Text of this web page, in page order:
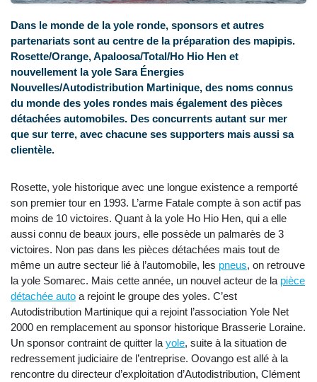
Dans le monde de la yole ronde, sponsors et autres
partenariats sont au centre de la préparation des mapipis.
Rosette/Orange, Apaloosa/Total/Ho Hio Hen et
nouvellement la yole Sara Énergies
Nouvelles/Autodistribution Martinique, des noms connus
du monde des yoles rondes mais également des pièces
détachées automobiles. Des concurrents autant sur mer
que sur terre, avec chacune ses supporters mais aussi sa
clientèle.
Rosette, yole historique avec une longue existence a remporté
son premier tour en 1993. L’arme Fatale compte à son actif pas
moins de 10 victoires. Quant à la yole Ho Hio Hen, qui a elle
aussi connu de beaux jours, elle possède un palmarès de 3
victoires. Non pas dans les pièces détachées mais tout de
même un autre secteur lié à l’automobile, les pneus, on retrouve
la yole Somarec. Mais cette année, un nouvel acteur de la pièce
détachée auto a rejoint le groupe des yoles. C’est
Autodistribution Martinique qui a rejoint l’association Yole Net
2000 en remplacement au sponsor historique Brasserie Loraine.
Un sponsor contraint de quitter la yole, suite à la situation de
redressement judiciaire de l’entreprise. Oovango est allé à la
rencontre du directeur d’exploitation d’Autodistribution, Clément